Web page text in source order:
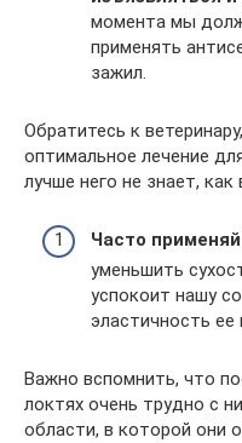
момента мы
применять
зажил.
Обратитесь к
оптимальное лечение
лучше него не знает,
Часто
уменьшить
успокоит нашу
эластичность ее
Важно вспомнить, что
локтях очень трудно с
области, в которой они